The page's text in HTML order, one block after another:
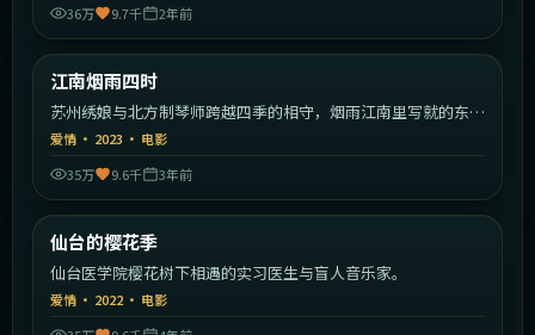
36万
9.7千 2年前
热门
江南烟雨四时
苏州绣娘与北方制琴师跨越四季的相守，烟雨江南里写就的东方
爱情。
爱情 · 2023 · 电影
35万
9.6千 3年前
热门
仙台的樱花季
仙台医学院樱花树下相遇的实习医生与盲人音乐家。
爱情 · 2022· 电影